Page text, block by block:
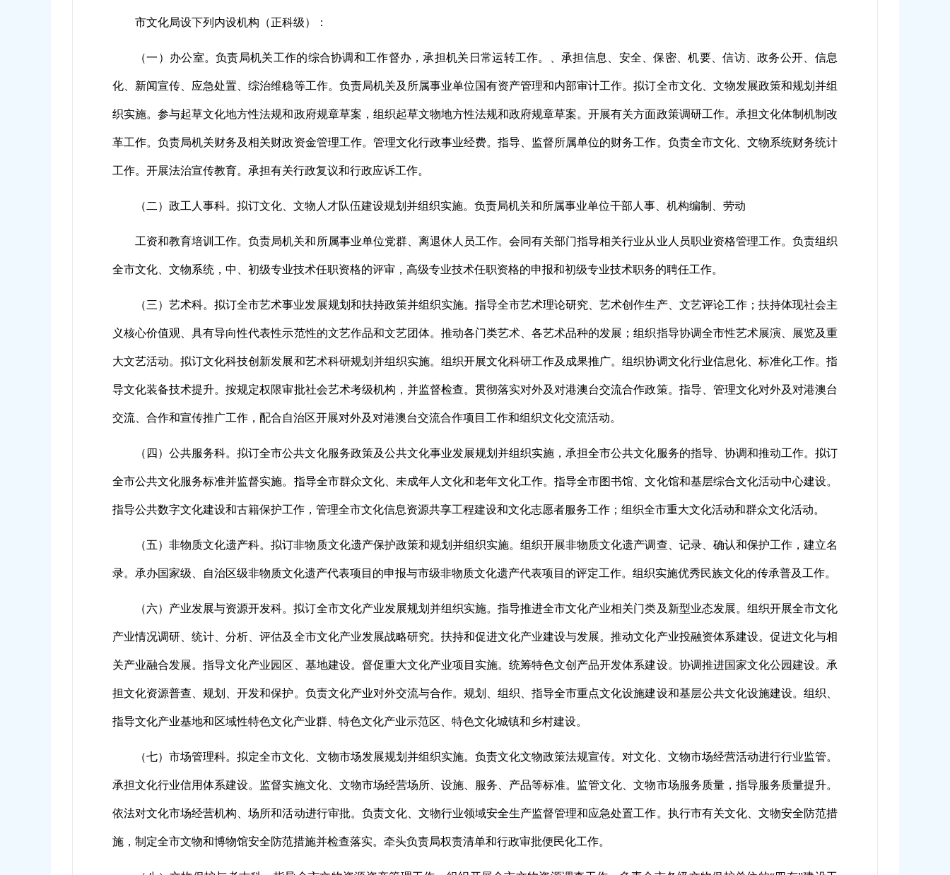
市文化局设下列内设机构（正科级）：
（一）办公室。负责局机关工作的综合协调和工作督办，承担机关日常运转工作。、承担信息、安全、保密、机要、信访、政务公开、信息
化、新闻宣传、应急处置、综治维稳等工作。负责局机关及所属事业单位国有资产管理和内部审计工作。拟订全市文化、文物发展政策和规划并组
织实施。参与起草文化地方性法规和政府规章草案，组织起草文物地方性法规和政府规章草案。开展有关方面政策调研工作。承担文化体制机制改
革工作。负责局机关财务及相关财政资金管理工作。管理文化行政事业经费。指导、监督所属单位的财务工作。负责全市文化、文物系统财务统计
工作。开展法治宣传教育。承担有关行政复议和行政应诉工作。
（二）政工人事科。拟订文化、文物人才队伍建设规划并组织实施。负责局机关和所属事业单位干部人事、机构编制、劳动
工资和教育培训工作。负责局机关和所属事业单位党群、离退休人员工作。会同有关部门指导相关行业从业人员职业资格管理工作。负责组织
全市文化、文物系统，中、初级专业技术任职资格的评审，高级专业技术任职资格的申报和初级专业技术职务的聘任工作。
（三）艺术科。拟订全市艺术事业发展规划和扶持政策并组织实施。指导全市艺术理论研究、艺术创作生产、文艺评论工作；扶持体现社会主
义核心价值观、具有导向性代表性示范性的文艺作品和文艺团体。推动各门类艺术、各艺术品种的发展；组织指导协调全市性艺术展演、展览及重
大文艺活动。拟订文化科技创新发展和艺术科研规划并组织实施。组织开展文化科研工作及成果推广。组织协调文化行业信息化、标准化工作。指
导文化装备技术提升。按规定权限审批社会艺术考级机构，并监督检查。贯彻落实对外及对港澳台交流合作政策。指导、管理文化对外及对港澳台
交流、合作和宣传推广工作，配合自治区开展对外及对港澳台交流合作项目工作和组织文化交流活动。
（四）公共服务科。拟订全市公共文化服务政策及公共文化事业发展规划并组织实施，承担全市公共文化服务的指导、协调和推动工作。拟订
全市公共文化服务标准并监督实施。指导全市群众文化、未成年人文化和老年文化工作。指导全市图书馆、文化馆和基层综合文化活动中心建设。
指导公共数字文化建设和古籍保护工作，管理全市文化信息资源共享工程建设和文化志愿者服务工作；组织全市重大文化活动和群众文化活动。
（五）非物质文化遗产科。拟订非物质文化遗产保护政策和规划并组织实施。组织开展非物质文化遗产调查、记录、确认和保护工作，建立名
录。承办国家级、自治区级非物质文化遗产代表项目的申报与市级非物质文化遗产代表项目的评定工作。组织实施优秀民族文化的传承普及工作。
（六）产业发展与资源开发科。拟订全市文化产业发展规划并组织实施。指导推进全市文化产业相关门类及新型业态发展。组织开展全市文化
产业情况调研、统计、分析、评估及全市文化产业发展战略研究。扶持和促进文化产业建设与发展。推动文化产业投融资体系建设。促进文化与相
关产业融合发展。指导文化产业园区、基地建设。督促重大文化产业项目实施。统筹特色文创产品开发体系建设。协调推进国家文化公园建设。承
担文化资源普查、规划、开发和保护。负责文化产业对外交流与合作。规划、组织、指导全市重点文化设施建设和基层公共文化设施建设。组织、
指导文化产业基地和区域性特色文化产业群、特色文化产业示范区、特色文化城镇和乡村建设。
（七）市场管理科。拟定全市文化、文物市场发展规划并组织实施。负责文化文物政策法规宣传。对文化、文物市场经营活动进行行业监管。
承担文化行业信用体系建设。监督实施文化、文物市场经营场所、设施、服务、产品等标准。监管文化、文物市场服务质量，指导服务质量提升。
依法对文化市场经营机构、场所和活动进行审批。负责文化、文物行业领域安全生产监督管理和应急处置工作。执行市有关文化、文物安全防范措
施，制定全市文物和博物馆安全防范措施并检查落实。牵头负责局权责清单和行政审批便民化工作。